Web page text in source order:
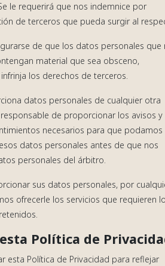
le requerirá que nos indemnice por
de terceros que pueda surgir al
de que los datos personales que
material que sea obsceno,
los derechos de terceros.
datos personales de cualquier otra
de proporcionar los avisos y
necesarios para que podamos
datos personales antes de que nos
personales del árbitro.
sus datos personales, por
ofrecerle los servicios que requieren
Política de
esta Política de Privacidad para reflejar